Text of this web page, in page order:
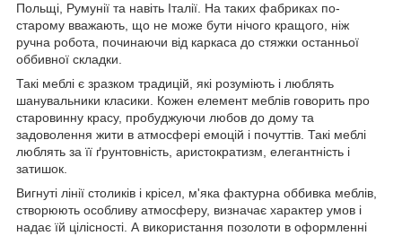
Польщі, Румунії та навіть Італії. На таких фабриках по-
старому вважають, що не може бути нічого кращого, ніж
ручна робота, починаючи від каркаса до стяжки останньої
оббивної складки.
Такі меблі є зразком традицій, які розуміють і люблять
шанувальники класики. Кожен елемент меблів говорить про
старовинну красу, пробуджуючи любов до дому та
задоволення жити в атмосфері емоцій і почуттів. Такі меблі
люблять за її ґрунтовність, аристократизм, елегантність і
затишок.
Вигнуті лінії столиків і крісел, м'яка фактурна оббивка меблів,
створюють особливу атмосферу, визначає характер умов і
надає їй цілісності. А використання позолоти в оформленні